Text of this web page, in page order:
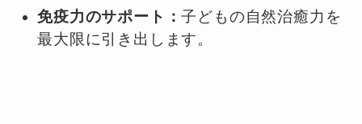
免疫力のサポート：子どもの自然治癒力を
最大限に引き出します。